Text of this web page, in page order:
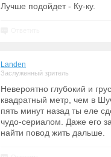
Лучше подойдет - Ку-ку.
Landen
Заслуженный зритель
Невероятно глубокий и
квадратный метр, чем в
пять минут назад ты еле
чудо-сериалом. Даже его
найти повод жить дальше.